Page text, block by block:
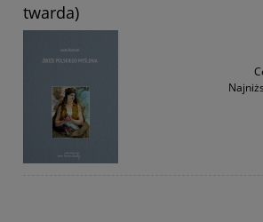
twarda)